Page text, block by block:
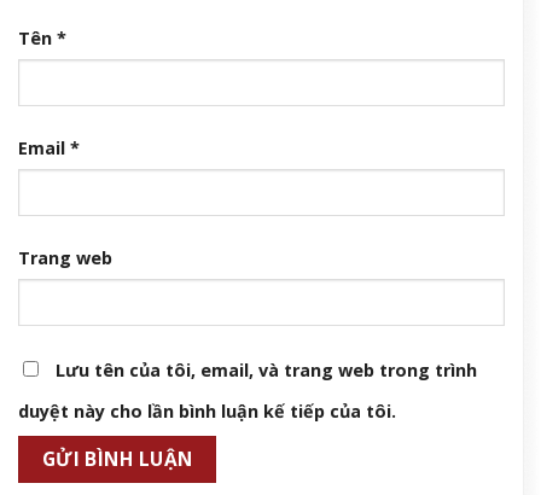
Tên *
Email *
Trang web
Lưu tên của tôi, email, và trang web trong trình
duyệt này cho lần bình luận kế tiếp của tôi.